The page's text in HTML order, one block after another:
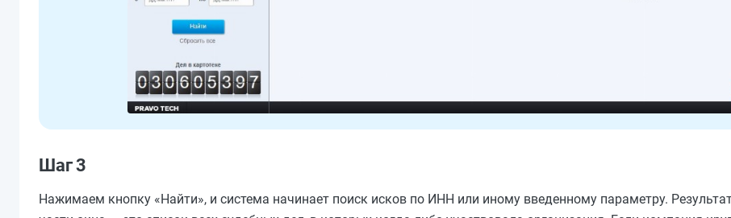
Шаг 3
Нажимаем кнопку «Найти», и система начинает поиск исков по ИНН или иному введенному параметру.